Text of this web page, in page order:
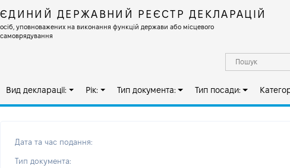
ЄДИНИЙ ДЕРЖАВНИЙ РЕЄСТР ДЕКЛАРАЦІЙ
осіб, уповноважених на виконання функцій держави або місцевого
самоврядування
Вид декларації: Рік: Тип документа: Тип посади:
Дата та час подання:
Тип документа: